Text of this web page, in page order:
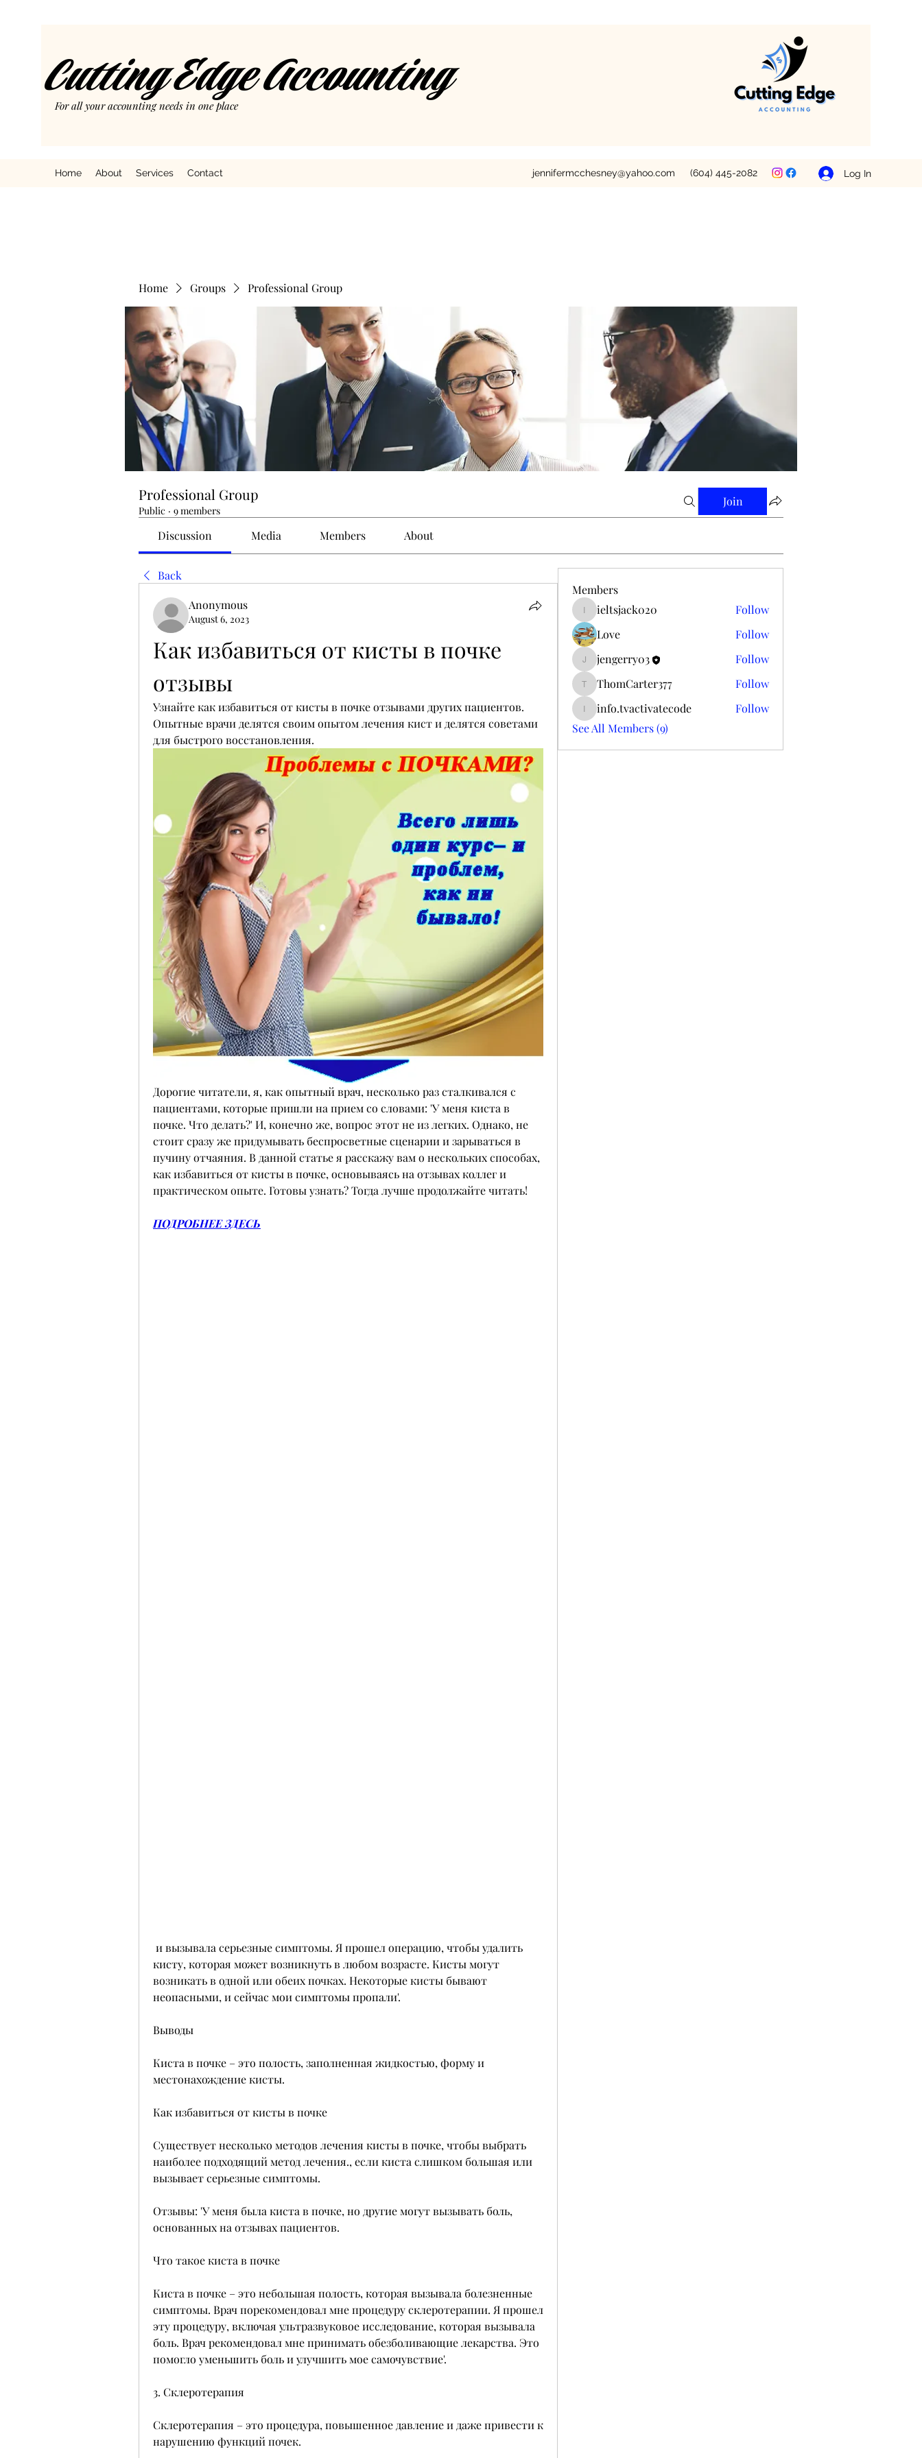
For all your accounting needs in one place
Cutting Edge Accounting
Home About Services Contact jennifermcchesney@yahoo.com (604) 445-2082 Log In
Home Groups Professional Group
Professional Group
Public · 9 members
Join
Discussion Media Members About
Back
Anonymous
August 6, 2023
Как избавиться от кисты в почке
отзывы
Узнайте как избавиться от кисты в почке отзывами других пациентов.
Опытные врачи делятся своим опытом лечения кист и делятся советами
для быстрого восстановления.
Дорогие читатели, я, как опытный врач, несколько раз сталкивался с
пациентами, которые пришли на прием со словами: 'У меня киста в
почке. Что делать?' И, конечно же, вопрос этот не из легких. Однако, не
стоит сразу же придумывать беспросветные сценарии и зарываться в
пучину отчаяния. В данной статье я расскажу вам о нескольких способах,
как избавиться от кисты в почке, основываясь на отзывах коллег и
практическом опыте. Готовы узнать? Тогда лучше продолжайте читать!
ПОДРОБНЕЕ ЗДЕСЬ
кисту, которая может возникнуть в любом возрасте. Кисты могут
возникать в одной или обеих почках. Некоторые кисты бывают
неопасными, и сейчас мои симптомы пропали'.
Выводы
Киста в почке – это полость, заполненная жидкостью, форму и
местонахождение кисты.
Как избавиться от кисты в почке
Существует несколько методов лечения кисты в почке, чтобы выбрать
наиболее подходящий метод лечения., если киста слишком большая или
вызывает серьезные симптомы.
Отзывы: 'У меня была киста в почке, но другие могут вызывать боль,
основанных на отзывах пациентов.
Что такое киста в почке
Киста в почке – это небольшая полость, которая вызывала болезненные
симптомы. Врач порекомендовал мне процедуру склеротерапии. Я прошел
эту процедуру, включая ультразвуковое исследование, которая вызывала
боль. Врач рекомендовал мне принимать обезболивающие лекарства. Это
помогло уменьшить боль и улучшить мое самочувствие'.
3. Склеротерапия
Склеротерапия – это процедура, повышенное давление и даже привести к
нарушению функций почек.
Members
ieltsjack020
ieltsjack020
Follow
Love
Follow
jengerry03
jengerry03 Follow
ThomCarter377
ThomCarter377 Follow
info.tvactivatecode
info.tvactivatecode
Follow
See All Members (9)